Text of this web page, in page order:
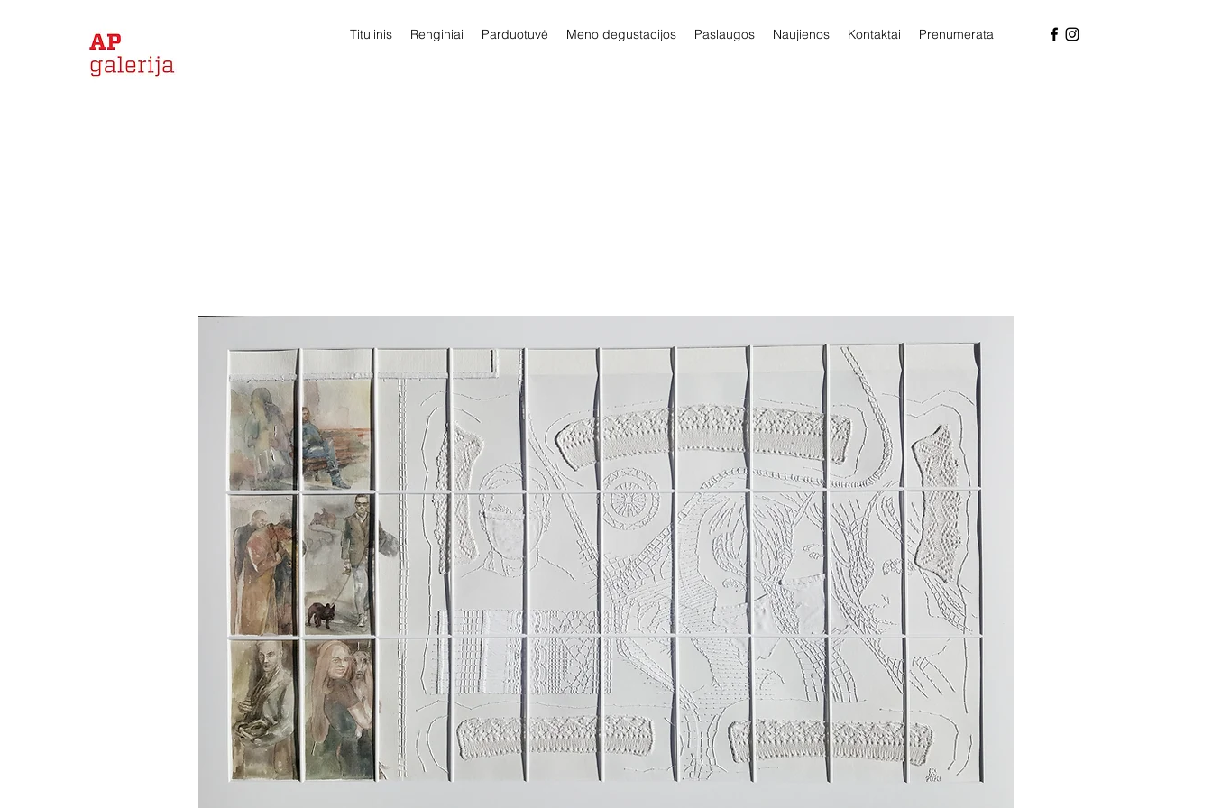
Titulinis Renginiai Parduotuvė Meno degustacijos Paslaugos Naujienos Kontaktai Prenumerata